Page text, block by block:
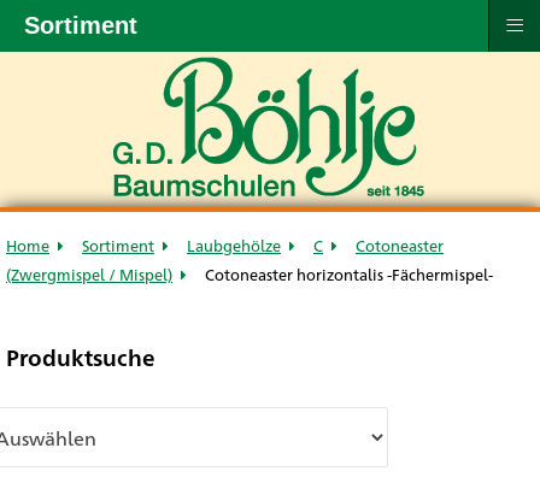
Home Sortiment Laubgehölze C
Cotoneaster
(Zwergmispel / Mispel)
Cotoneaster horizontalis -Fächermispel-
Produktsuche
Sortiment ≡